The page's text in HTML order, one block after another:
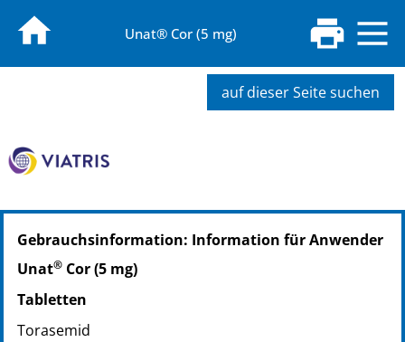
Unat® Cor (5 mg)
auf dieser Seite suchen
PZN: 04255145
PPN: 110425514538
NTIN: 04150042551452
Gebrauchsinformation: Information für Anwender
Unat® Cor (5 mg)
Tabletten
Torasemid